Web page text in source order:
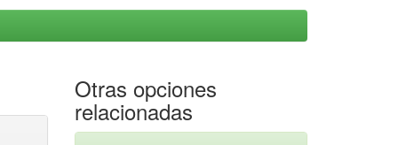
Otras opciones
relacionadas